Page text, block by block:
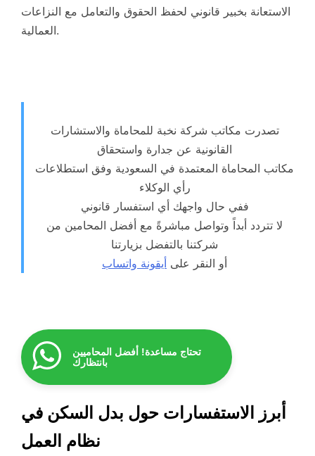
الاستعانة بخبير قانوني لحفظ الحقوق والتعامل مع النزاعات
العمالية.
تصدرت مكاتب شركة نخبة للمحاماة والاستشارات
القانونية عن جدارة واستحقاق
مكاتب المحاماة المعتمدة في السعودية وفق استطلاعات
رأي الوكلاء
ففي حال واجهك أي استفسار قانوني
لا تتردد أبداً وتواصل مباشرةً مع أفضل المحامين من
شركتنا بالتفضل بزيارتنا
أو النقر على أيقونة واتساب
تحتاج مساعدة! أفضل المحاميين
بانتظارك
أبرز الاستفسارات حول بدل السكن في
نظام العمل